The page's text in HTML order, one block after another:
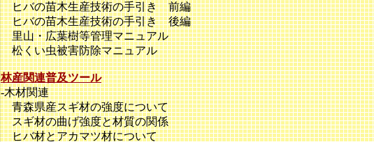
ヒバの苗木生産技術の手引き 前編
ヒバの苗木生産技術の手引き 後編
里山・広葉樹等管理マニュアル
松くい虫被害防除マニュアル
林産関連普及ツール
-木材関連
青森県産スギ材の強度について
スギ材の曲げ強度と材質の関係
ヒバ材とアカマツ材について